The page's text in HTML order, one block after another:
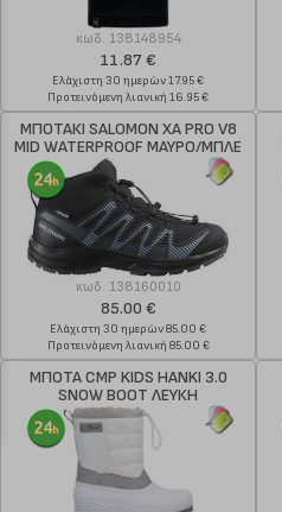
κωδ. 138148954
11.87 €
Ελάχιστη 30 ημερών 17.95 €
Προτεινόμενη λιανική 16.95 €
ΜΠΟΤΑΚΙ SALOMON XA PRO V8
MID WATERPROOF ΜΑΥΡΟ/ΜΠΛΕ
κωδ. 138160010
85.00 €
Ελάχιστη 30 ημερών 85.00 €
Προτεινόμενη λιανική 85.00 €
ΜΠΟΤΑ CMP KIDS HANKI 3.0
SNOW BOOT ΛΕΥΚΗ